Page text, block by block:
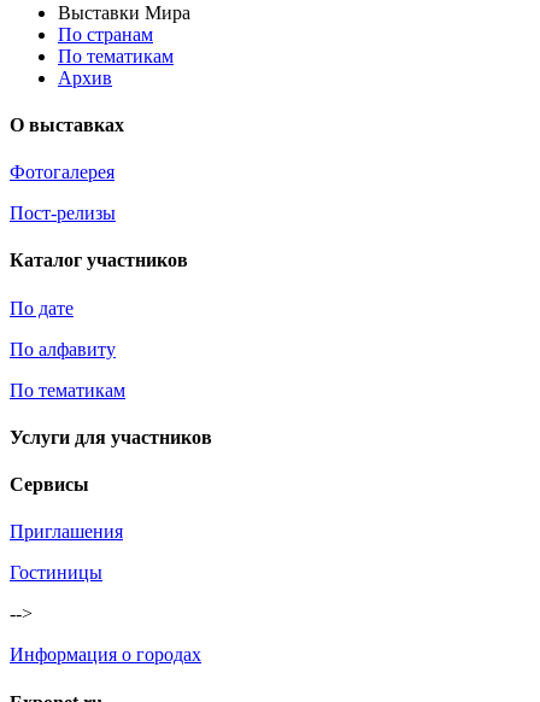
Выставки Мира
По странам
По тематикам
Архив
О выставках
Фотогалерея
Пост-релизы
Каталог участников
По дате
По алфавиту
По тематикам
Услуги для участников
Сервисы
Приглашения
Гостиницы
-->
Информация о городах